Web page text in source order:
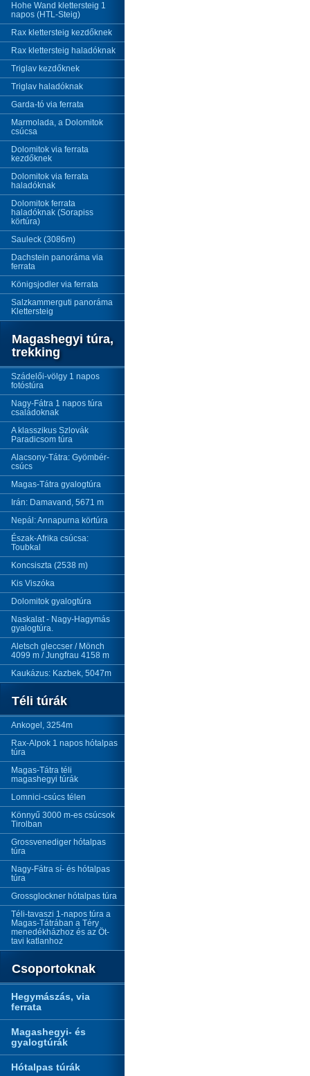
Hohe Wand klettersteig 1
napos (HTL-Steig)
Rax klettersteig kezdőknek
Rax klettersteig haladóknak
Triglav kezdőknek
Triglav haladóknak
Garda-tó via ferrata
Marmolada, a Dolomitok
csúcsa
Dolomitok via ferrata
kezdőknek
Dolomitok via ferrata
haladóknak
Dolomitok ferrata
haladóknak (Sorapiss
körtúra)
Sauleck (3086m)
Dachstein panoráma via
ferrata
Königsjodler via ferrata
Salzkammerguti panoráma
Klettersteig
Magashegyi túra,
trekking
Szádelői-völgy 1 napos
fotóstúra
Nagy-Fátra 1 napos túra
családoknak
A klasszikus Szlovák
Paradicsom túra
Alacsony-Tátra: Gyömbér-
csúcs
Magas-Tátra gyalogtúra
Irán: Damavand, 5671 m
Nepál: Annapurna körtúra
Észak-Afrika csúcsa:
Toubkal
Koncsiszta (2538 m)
Kis Viszóka
Dolomitok gyalogtúra
Naskalat - Nagy-Hagymás
gyalogtúra.
Aletsch gleccser / Mönch
4099 m / Jungfrau 4158 m
Kaukázus: Kazbek, 5047m
Téli túrák
Ankogel, 3254m
Rax-Alpok 1 napos hótalpas
túra
Magas-Tátra téli
magashegyi túrák
Lomnici-csúcs télen
Könnyű 3000 m-es csúcsok
Tirolban
Grossvenediger hótalpas
túra
Nagy-Fátra sí- és hótalpas
túra
Grossglockner hótalpas túra
Téli-tavaszi 1-napos túra a
Magas-Tátrában a Téry
menedékházhoz és az Öt-
tavi katlanhoz
Csoportoknak
Hegymászás, via
ferrata
Magashegyi- és
gyalogtúrák
Hótalpas túrák